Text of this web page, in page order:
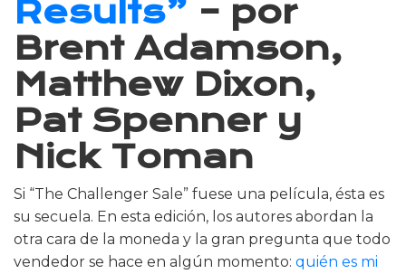
Results” – por
Brent Adamson,
Matthew Dixon,
Pat Spenner y
Nick Toman
Si “The Challenger Sale” fuese una película, ésta es
su secuela. En esta edición, los autores abordan la
otra cara de la moneda y la gran pregunta que todo
vendedor se hace en algún momento: quién es mi